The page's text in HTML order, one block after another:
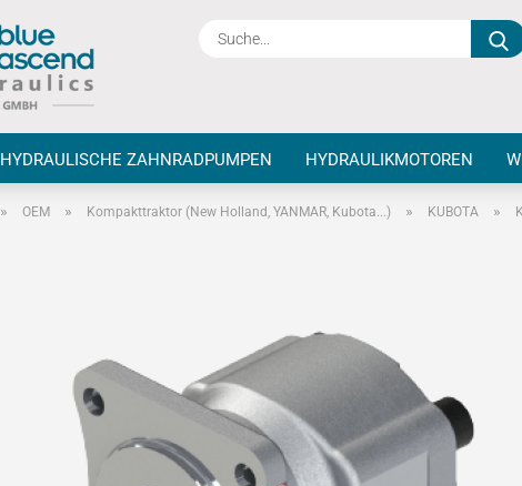
HYDRAULISCHE ZAHNRADPUMPEN HYDRAULIKMOTOREN
» OEM » Kompakttraktor (New Holland, YANMAR, Kubota...) » KUBOTA »